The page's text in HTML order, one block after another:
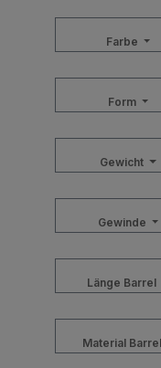
Farbe
Form
Gewicht
Gewinde
Länge Barrel
Material Barrel